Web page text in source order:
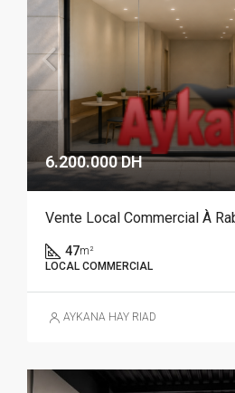
6.200.000 DH
Vente Local Commercial À
47m²
LOCAL COMMERCIAL
AYKANA HAY RIAD